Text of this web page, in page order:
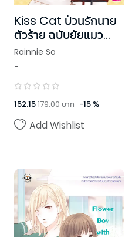
Kiss Cat ป่วนรักนาย
ตัวร้าย ฉบับยัยแมว
เหมียว
Rainnie So
-
152.15179.00บาท -15 %
Add Wishlist